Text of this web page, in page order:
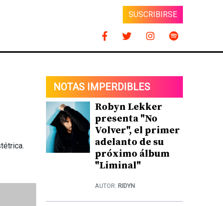
SUSCRIBIRSE
NOTAS IMPERDIBLES
Robyn Lekker
presenta "No
Volver", el primer
adelanto de su
próximo álbum
"Liminal"
AUTOR: RIDYN